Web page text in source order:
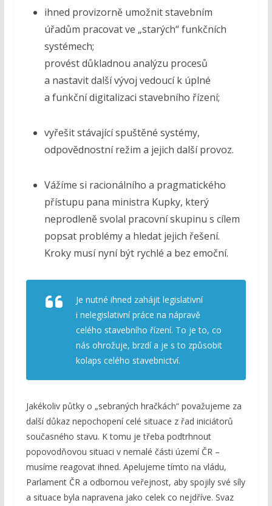
ihned provizorně umožnit stavebním
úřadům pracovat ve „starých“ funkčních
systémech;
provést důkladnou analýzu procesů
a nastavit další vývoj vedoucí k úplné
a funkční digitalizaci stavebního řízení;
vyřešit stávající spuštěné systémy,
odpovědnostní režim a jejich další provoz.
Vážíme si racionálního a pragmatického
přístupu pana ministra Kupky, který
neprodleně svolal pracovní skupinu s cílem
popsat problémy a hledat jejich řešení.
Kroky musí nyní být rychlé a bez emoční.
Je nutné ihned zahájit legislativní
i nelegislativní práce na nápravě
celého stavebního řízení. To je to, co
nás ohrožuje, brzdí a je s to způsobit
kolaps celého stavebnictví.
Jakékoliv půtky o „sebraných hračkách“ považujeme za
další důkaz nepochopení celé situace z řad iniciátorů
současného stavu. K tomu je třeba podtrhnout
popovodňovou situaci v nemalé části území ČR –
musíme reagovat ihned. Apelujeme tímto na vládu,
Parlament ČR a odbornou veřejnost, aby spojily své síly
a situace byla napravena jako celek co nejdříve. Svaz